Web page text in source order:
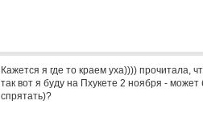
Кажется я где то краем уха)))) прочитала,
так вот я буду на Пхукете 2 ноября -
спрятать)?